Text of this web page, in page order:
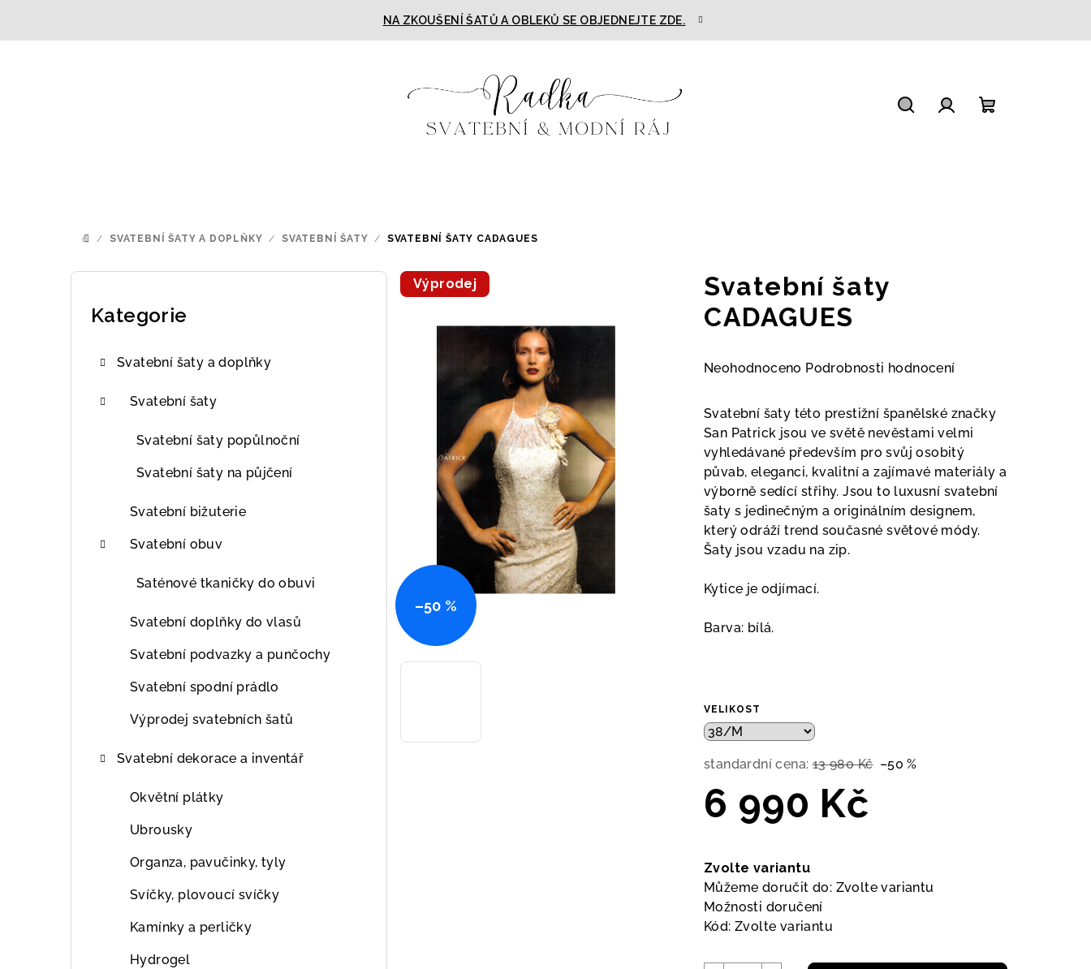
NA ZKOUŠENÍ ŠATŮ A OBLEKŮ SE OBJEDNEJTE ZDE.
DOMŮ
/ SVATEBNÍ ŠATY A DOPLŇKY / SVATEBNÍ ŠATY / SVATEBNÍ ŠATY CADAGUES
P
Přeskočit
Kategorie
Svatební šaty a doplňky
Svatební šaty
Svatební šaty popůlnoční
Svatební šaty na půjčení
Svatební bižuterie
Svatební obuv
Saténové tkaničky do obuvi
Svatební doplňky do vlasů
Svatební podvazky a punčochy
Svatební spodní prádlo
Výprodej svatebních šatů
Svatební dekorace a inventář
Okvětní plátky
Ubrousky
Organza, pavučinky, tyly
Svíčky, plovoucí svíčky
Kamínky a perličky
Hydrogel
Svatební šaty
CADAGUES
Průměrné
produktu
je
0,0
5
hvězdiček.
Neohodnoceno Podrobnosti hodnocení
Svatební šaty této prestižní španělské značky
San Patrick jsou ve světě nevěstami velmi
vyhledávané především pro svůj osobitý
půvab, eleganci, kvalitní a zajímavé materiály a
výborně sedící střihy. Jsou to luxusní svatební
šaty s jedinečným a originálním designem,
který odráží trend současné světové módy.
Šaty jsou vzadu na zip.
Kytice je odjímací.
Barva: bílá.
VELIKOST
standardní cena: 13 980 Kč –50 %
6 990 Kč
cena:
Zvolte variantu
Můžeme doručit do: Zvolte variantu
Možnosti doručení
Kód: Zvolte variantu
Výprodej
–50 %